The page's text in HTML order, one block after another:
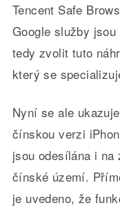
Tencent Safe
Google služby
tedy zvolit tuto
který se
Nyní se ale
čínskou verzi
jsou odesílána i
čínské území.
je uvedeno, že